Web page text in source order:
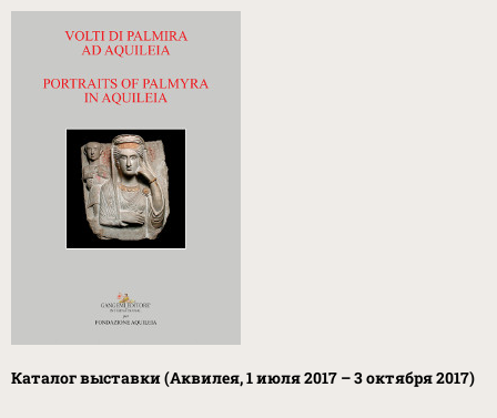
Каталог выставки (Аквилея, 1 июля 2017 – 3 октября 2017)